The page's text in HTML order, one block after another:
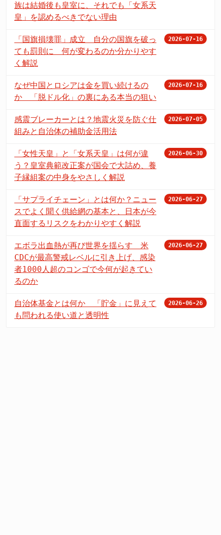
族は結婚後も皇室に、それでも「女系天
皇」を認めるべきでない理由
「国旗損壊罪」成立 自分の国旗を破っ
ても罰則に 何が変わるのか分かりやす
く解説
2026-07-16
なぜ中国とロシアは金を買い続けるの
か 「脱ドル化」の裏にある本当の狙い
2026-07-16
感震ブレーカーとは？地震火災を防ぐ仕
組みと自治体の補助金活用法
2026-07-05
「女性天皇」と「女系天皇」は何が違
う？皇室典範改正案が国会で大詰め、養
子縁組案の中身をやさしく解説
2026-06-30
「サプライチェーン」とは何か？ニュー
スでよく聞く供給網の基本と、日本が今
直面するリスクをわかりやすく解説
2026-06-27
エボラ出血熱が再び世界を揺らす 米
CDCが最高警戒レベルに引き上げ、感染
者1000人超のコンゴで今何が起きてい
るのか
2026-06-27
自治体基金とは何か 「貯金」に見えて
も問われる使い道と透明性
2026-06-26